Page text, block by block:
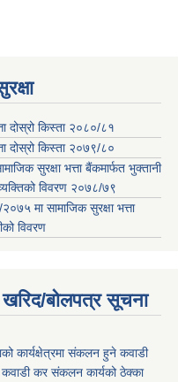
दोस्रो किस्ता २०८०/८१
दोस्रो किस्ता २०७९/८०
सुरक्षा भत्ता बैंकमार्फत भुक्तानी
विवरण २०७८/७९
मा सामाजिक सुरक्षा भत्ता
विवरण
खरिद/बोलपत्र सूचना
कार्यक्षेत्रमा संकलन हुने कवाडी
कवाडी कर संकलन कार्यको ठेक्का